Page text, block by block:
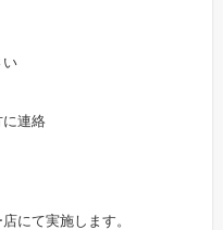
い
に連絡
にて実施します。